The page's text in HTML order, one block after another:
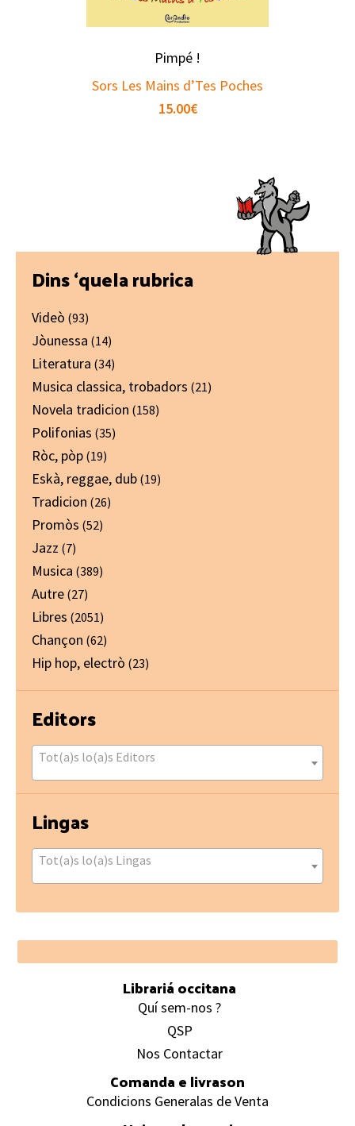
Pimpé !
Sors Les Mains d’Tes Poches
15.00€
Primary
Sidebar
Dins ‘quela rubrica
Videò (93)
Jòunessa (14)
Literatura (34)
Musica classica, trobadors (21)
Novela tradicion (158)
Polifonias (35)
Ròc, pòp (19)
Eskà, reggae, dub (19)
Tradicion (26)
Promòs (52)
Jazz (7)
Musica (389)
Autre (27)
Libres (2051)
Chançon (62)
Hip hop, electrò (23)
Editors
Tot(a)s lo(a)s Editors
Lingas
Tot(a)s lo(a)s Lingas
Footer
Librariá occitana
Quí sem-nos ?
QSP
Nos Contactar
Comanda e livrason
Condicions Generalas de Venta